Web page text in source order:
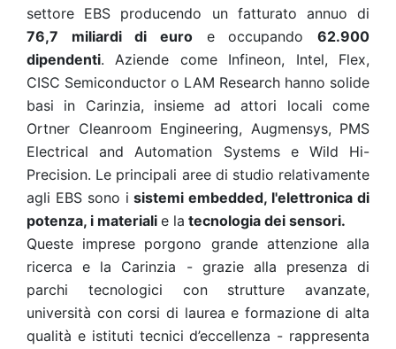
settore EBS producendo un fatturato annuo di
76,7 miliardi di euro e occupando 62.900
dipendenti. Aziende come Infineon, Intel, Flex,
CISC Semiconductor o LAM Research hanno solide
basi in Carinzia, insieme ad attori locali come
Ortner Cleanroom Engineering, Augmensys, PMS
Electrical and Automation Systems e Wild Hi-
Precision. Le principali aree di studio relativamente
agli EBS sono isistemi embedded, l'elettronica di
potenza, i materiali e la tecnologia dei sensori.
Queste imprese porgono grande attenzione alla
ricerca e la Carinzia - grazie alla presenza di
parchi tecnologici con strutture avanzate,
università con corsi di laurea e formazione di alta
qualità e istituti tecnici d’eccellenza - rappresenta